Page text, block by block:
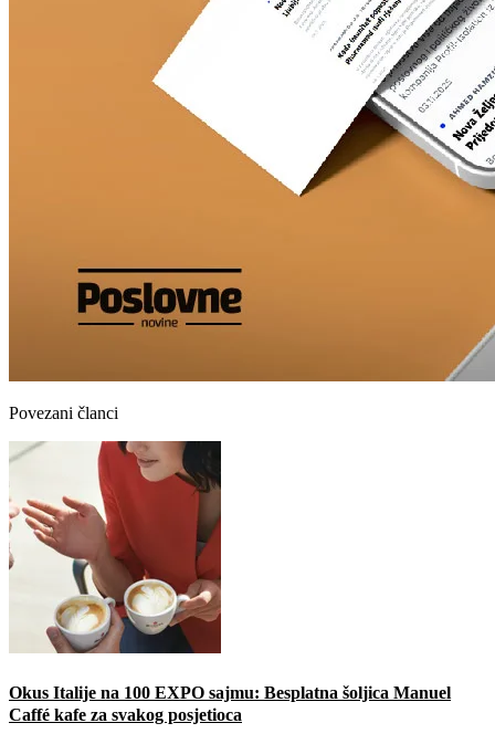
Povezani članci
Okus Italije na 100 EXPO sajmu: Besplatna šoljica Manuel
Caffé kafe za svakog posjetioca